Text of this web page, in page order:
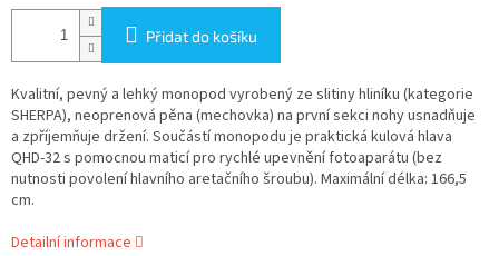
Přidat do košíku
Kvalitní, pevný a lehký monopod vyrobený ze slitiny hliníku (kategorie
SHERPA), neoprenová pěna (mechovka) na první sekci nohy usnadňuje
a zpříjemňuje držení. Součástí monopodu je praktická kulová hlava
QHD-32 s pomocnou maticí pro rychlé upevnění fotoaparátu (bez
nutnosti povolení hlavního aretačního šroubu). Maximální délka: 166,5
cm.
Detailní informace